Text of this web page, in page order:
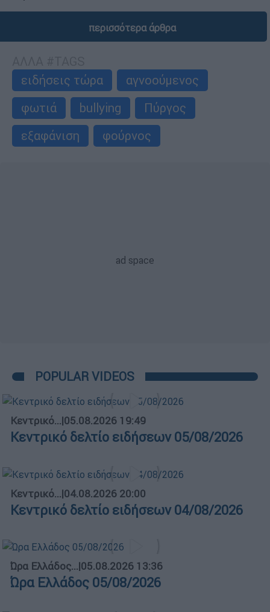
περισσότερα άρθρα
ειδήσεις τώρα
αγνοούμενος
φωτιά
bullying
Πύργος
εξαφάνιση
φούρνος
POPULAR VIDEOS
Κεντρικό...|05.08.2026 19:49
Κεντρικό δελτίο ειδήσεων 05/08/2026
Κεντρικό...|04.08.2026 20:00
Κεντρικό δελτίο ειδήσεων 04/08/2026
Ώρα Ελλάδος...|05.08.2026 13:36
Ώρα Ελλάδος 05/08/2026